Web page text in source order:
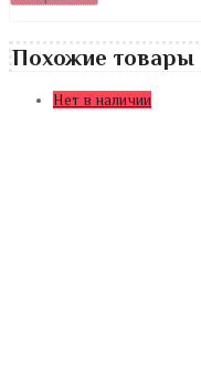
Похожие товары
Нет в наличии